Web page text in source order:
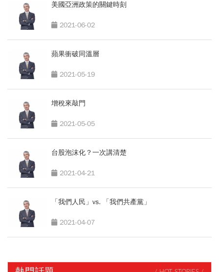
美國亞洲政策的關鍵時刻
2021-06-02
蘋果衝破同溫層
2021-05-19
增稅來敲門
2021-05-05
台股泡沫化？一次講清楚
2021-04-21
「我們人民」vs. 「我們共產黨」
2021-04-07